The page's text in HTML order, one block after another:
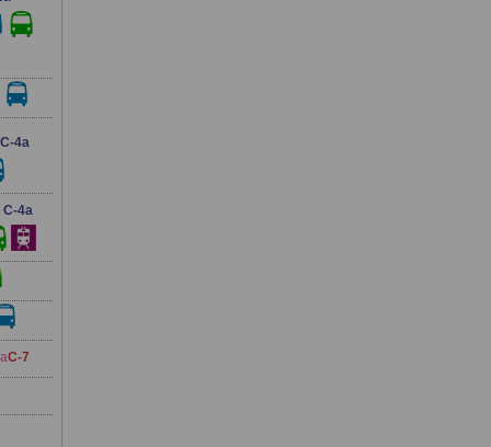
C-4a
C-4a
C-7